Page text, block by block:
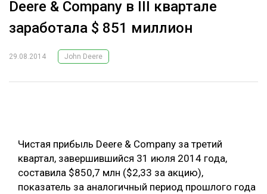
РЕКЛАМОДАТЕЛЯМ
ЛЕСНОЕ ХОЗЯЙСТВО
ЦИФРОВАЯ СРЕДА
БИОЭНЕРГЕТИКА
ЛЕСОВОССТАНОВЛЕНИЕ И ЗАЩИТА
РУБРИКИ
ТЕМАТИЧЕСКИЕ ПРОЕКТЫ
Deere & Company в III квартале
заработала $ 851 миллион
29.08.2014 John Deere
Чистая прибыль Deere & Company за третий
квартал, завершившийся 31 июля 2014 года,
составила $850,7 млн ($2,33 за акцию),
показатель за аналогичный период прошлого года